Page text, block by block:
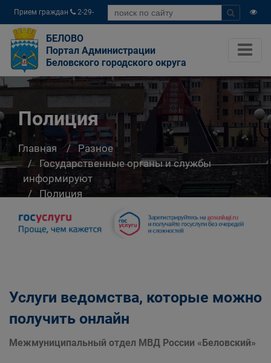
Прием граждан
2-29-
04
БЕЛОВО
Портал Администрации
Беловского городского округа
Полиция
Главная
Разное
Государственные органы и службы
информируют
Полиция
Услуги ведомства, которые можно
получить онлайн
Межмуниципальный отдел МВД России «Беловский»